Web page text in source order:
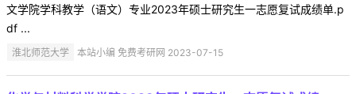
文学院学科教学（语文）专业2023年硕士研究生一志愿复试成绩单.p
df ...
淮北师范大学 本站小编 免费考研网 2023-07-15